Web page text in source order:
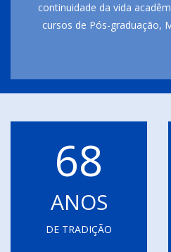
continuidade da vida
cursos de Pós-graduação,
68
ANOS
DE TRADIÇÃO